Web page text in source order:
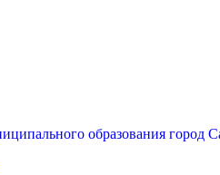
образования город